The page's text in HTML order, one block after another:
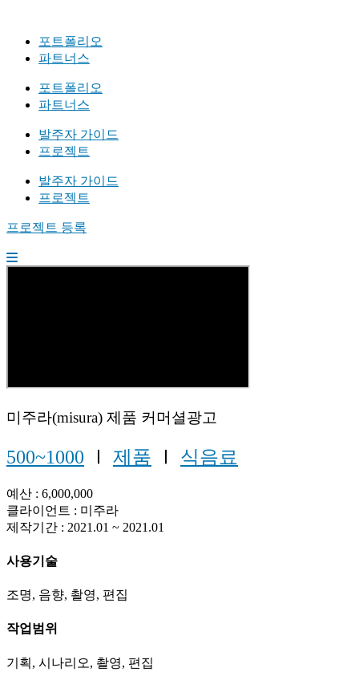
포트폴리오
파트너스
포트폴리오
파트너스
발주자 가이드
프로젝트
발주자 가이드
프로젝트
프로젝트 등록
미주라(misura) 제품 커머셜광고
500~1000 Ⅰ 제품 Ⅰ 식음료
예산 : 6,000,000
클라이언트 : 미주라
제작기간 : 2021.01 ~ 2021.01
사용기술
조명, 음향, 촬영, 편집
작업범위
기획, 시나리오, 촬영, 편집